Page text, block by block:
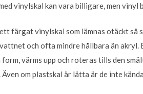
vinylskal kan vara billigare, men
färgat vinylskal som lämnas otäckt så
och ofta mindre hållbara än
värms upp och roteras tills den
om plastskal är lätta är de inte